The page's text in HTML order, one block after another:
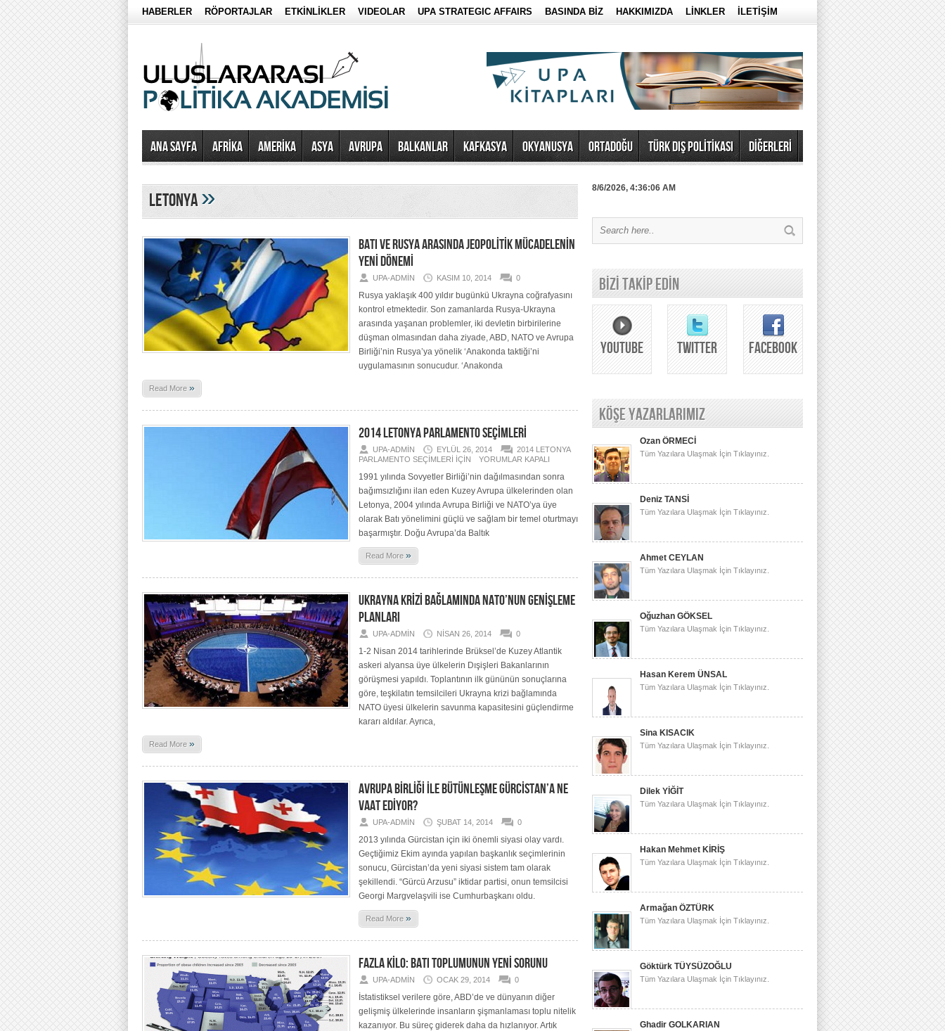
HABERLER RÖPORTAJLAR ETKİNLİKLER VIDEOLAR UPA STRATEGIC AFFAIRS BASINDA BİZ HAKKIMIZDA LİNKLER İLETİŞİM
Ana Sayfa AFRİKA AMERİKA ASYA AVRUPA BALKANLAR KAFKASYA OKYANUSYA ORTADOĞU TÜRK DIŞ POLİTİKASI DİĞERLERİ
letonya»
BATI VE RUSYA ARASINDA JEOPOLİTİK MÜCADELENİN
YENİ DÖNEMİ
UPA-ADMIN KASIM 10, 2014 0
Rusya yaklaşık 400 yıldır bugünkü Ukrayna coğrafyasını
kontrol etmektedir. Son zamanlarda Rusya-Ukrayna
arasında yaşanan problemler, iki devletin birbirilerine
düşman olmasından daha ziyade, ABD, NATO ve Avrupa
Birliği’nin Rusya’ya yönelik ‘Anakonda taktiği’ni
uygulamasının sonucudur. ‘Anakonda
Read More »
2014 LETONYA PARLAMENTO SEÇİMLERİ
UPA-ADMIN EYLÜL 26, 2014
2014 LETONYA
PARLAMENTO SEÇİMLERİ IÇIN
YORUMLAR KAPALI
1991 yılında Sovyetler Birliği’nin dağılmasından sonra
bağımsızlığını ilan eden Kuzey Avrupa ülkelerinden olan
Letonya, 2004 yılında Avrupa Birliği ve NATO’ya üye
olarak Batı yönelimini güçlü ve sağlam bir temel oturtmayı
başarmıştır. Doğu Avrupa’da Baltık
Read More »
UKRAYNA KRİZİ BAĞLAMINDA NATO’NUN GENİŞLEME
PLANLARI
UPA-ADMIN NISAN 26, 2014 0
1-2 Nisan 2014 tarihlerinde Brüksel’de Kuzey Atlantik
askeri alyansa üye ülkelerin Dışişleri Bakanlarının
görüşmesi yapıldı. Toplantının ilk gününün sonuçlarına
göre, teşkilatın temsilcileri Ukrayna krizi bağlamında
NATO üyesi ülkelerin savunma kapasitesini güçlendirme
kararı aldılar. Ayrıca,
Read More »
AVRUPA BİRLİĞİ İLE BÜTÜNLEŞME GÜRCİSTAN’A NE
VAAT EDİYOR?
UPA-ADMIN ŞUBAT 14, 2014 0
2013 yılında Gürcistan için iki önemli siyasi olay vardı.
Geçtiğimiz Ekim ayında yapılan başkanlık seçimlerinin
sonucu, Gürcistan’da yeni siyasi sistem tam olarak
şekillendi. “Gürcü Arzusu” iktidar partisi, onun temsilcisi
Georgi Margvelaşvili ise Cumhurbaşkanı oldu.
Read More »
FAZLA KİLO: BATI TOPLUMUNUN YENİ SORUNU
UPA-ADMIN OCAK 29, 2014 0
İstatistiksel verilere göre, ABD’de ve dünyanın diğer
gelişmiş ülkelerinde insanların şişmanlaması toplu nitelik
kazanıyor. Bu süreç giderek daha da hızlanıyor. Artık
8/6/2026, 4:36:06 AM
BİZİ TAKİP EDİN
YOUTUBE TWITTER FACEBOOK
KÖŞE YAZARLARIMIZ
Ozan ÖRMECİ
Tüm Yazılara Ulaşmak İçin Tıklayınız.
Deniz TANSİ
Tüm Yazılara Ulaşmak İçin Tıklayınız.
Ahmet CEYLAN
Tüm Yazılara Ulaşmak İçin Tıklayınız.
Oğuzhan GÖKSEL
Tüm Yazılara Ulaşmak İçin Tıklayınız.
Hasan Kerem ÜNSAL
Tüm Yazılara Ulaşmak İçin Tıklayınız.
Sina KISACIK
Tüm Yazılara Ulaşmak İçin Tıklayınız.
Dilek YİĞİT
Tüm Yazılara Ulaşmak İçin Tıklayınız.
Hakan Mehmet KİRİŞ
Tüm Yazılara Ulaşmak İçin Tıklayınız.
Armağan ÖZTÜRK
Tüm Yazılara Ulaşmak İçin Tıklayınız.
Göktürk TÜYSÜZOĞLU
Tüm Yazılara Ulaşmak İçin Tıklayınız.
Ghadir GOLKARIAN